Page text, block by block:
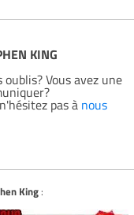
KING
Vous avez une
pas à nous
King: